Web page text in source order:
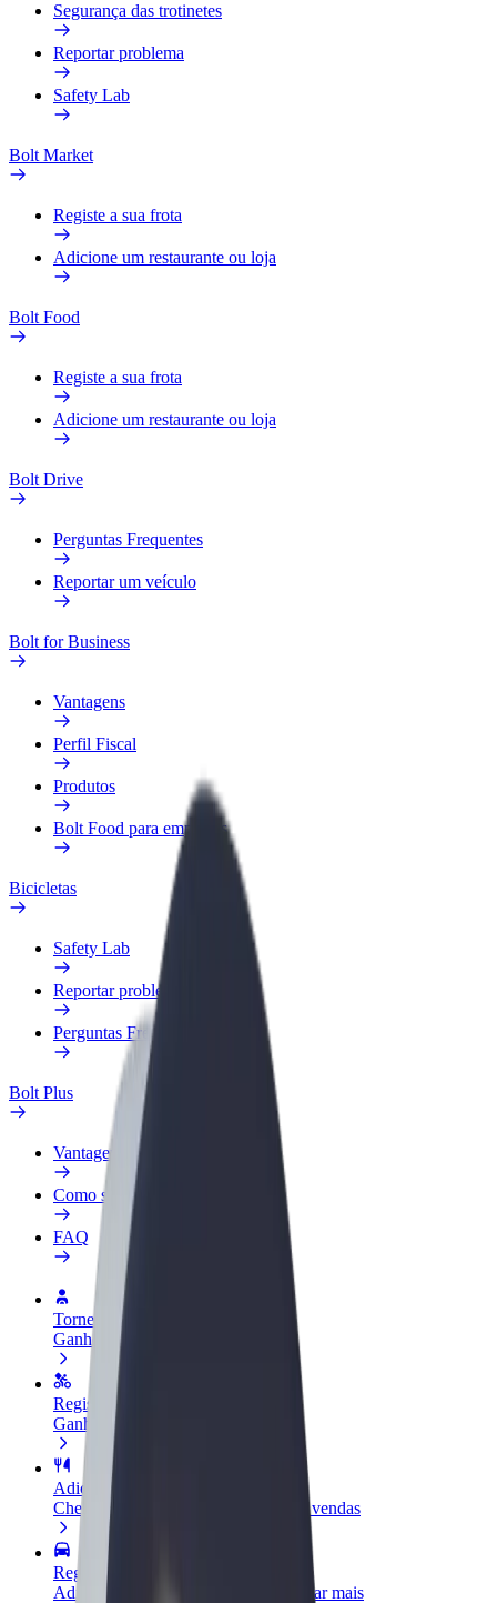
Segurança das trotinetes
Reportar problema
Safety Lab
Bolt Market
Registe a sua frota
Adicione um restaurante ou loja
Bolt Food
Registe a sua frota
Adicione um restaurante ou loja
Bolt Drive
Perguntas Frequentes
Reportar um veículo
Bolt for Business
Vantagens
Perfil Fiscal
Produtos
Bolt Food para empresas
Bicicletas
Safety Lab
Reportar problema
Perguntas Frequentes
Bolt Plus
Vantagens
Como subscrever
FAQ
Torne-se motorista
Ganhe dinheiro quando quiser
Registe a sua frota de estafetas
Ganhe dinheiro a entregar refeições
Adicione um restaurante ou loja
Chegue a mais clientes e aumente as vendas
Registe-se como gestor de frota
Adicione a sua frota à Bolt para ganhar mais